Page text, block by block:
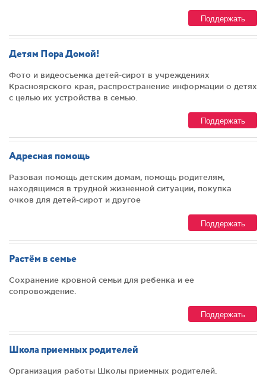
Поддержать
Детям Пора Домой!
Фото и видеосъемка детей-сирот в учреждениях
Красноярского края, распространение информации о детях
с целью их устройства в семью.
Поддержать
Адресная помощь
Разовая помощь детским домам, помощь родителям,
находящимся в трудной жизненной ситуации, покупка
очков для детей-сирот и другое
Поддержать
Растём в семье
Сохранение кровной семьи для ребенка и ее
сопровождение.
Поддержать
Школа приемных родителей
Организация работы Школы приемных родителей.